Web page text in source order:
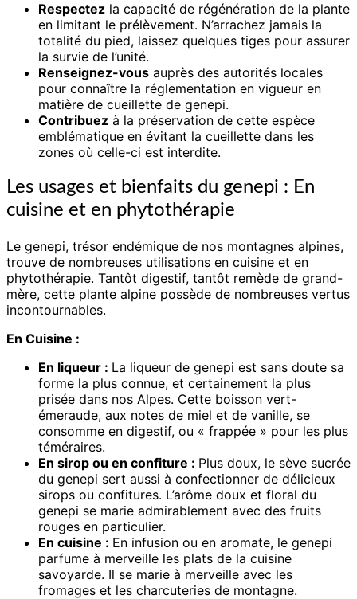
Respectez la capacité de régénération de la plante
en limitant le prélèvement. N’arrachez jamais la
totalité du pied, laissez quelques tiges pour assurer
la survie de l’unité.
Renseignez-vous auprès des autorités locales
pour connaître la réglementation en vigueur en
matière de cueillette de genepi.
Contribuez à la préservation de cette espèce
emblématique en évitant la cueillette dans les
zones où celle-ci est interdite.
Les usages et bienfaits du genepi : En
cuisine et en phytothérapie
Le genepi, trésor endémique de nos montagnes alpines,
trouve de nombreuses utilisations en cuisine et en
phytothérapie. Tantôt digestif, tantôt remède de grand-
mère, cette plante alpine possède de nombreuses vertus
incontournables.
En Cuisine :
En liqueur : La liqueur de genepi est sans doute sa
forme la plus connue, et certainement la plus
prisée dans nos Alpes. Cette boisson vert-
émeraude, aux notes de miel et de vanille, se
consomme en digestif, ou « frappée » pour les plus
téméraires.
En sirop ou en confiture : Plus doux, le sève sucrée
du genepi sert aussi à confectionner de délicieux
sirops ou confitures. L’arôme doux et floral du
genepi se marie admirablement avec des fruits
rouges en particulier.
En cuisine : En infusion ou en aromate, le genepi
parfume à merveille les plats de la cuisine
savoyarde. Il se marie à merveille avec les
fromages et les charcuteries de montagne.